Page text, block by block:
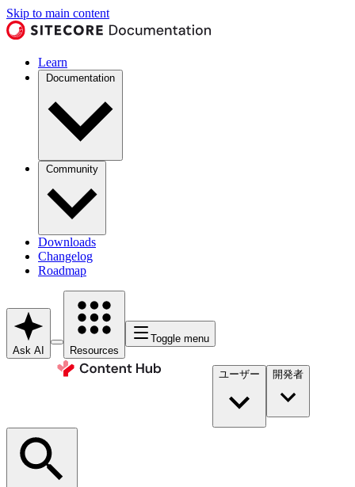
Skip to main content
Learn
Documentation
Community
Downloads
Changelog
Roadmap
Ask AI Resources
Toggle menu
ユーザー 開発者​